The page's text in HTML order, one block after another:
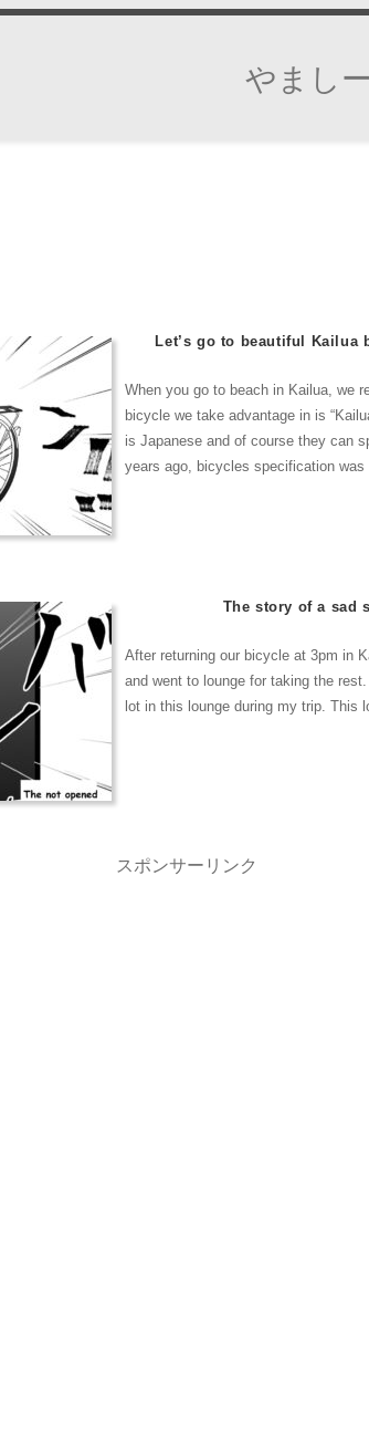
やまし
Let’s go to beautiful Kailua
When you go to beach in Kailua, we
bicycle we take advantage in is
is Japanese and of course they can
years ago, bicycles specification was
The story of a sad
After returning our bicycle at 3pm in
and went to lounge for taking the
lot in this lounge during my trip. This
スポンサーリンク